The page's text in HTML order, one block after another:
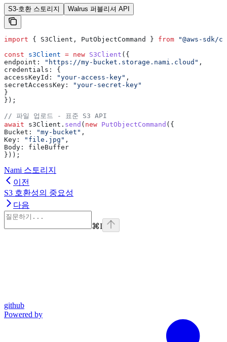
S3-호환 스토리지 Walrus 퍼블리셔 API
import { S3Client , PutObjectCommand } from "@aws-sdk/
const s3Client = new S3Client ({
endpoint:
"https://my-bucket.storage.nami.cloud" ,
credentials:
{
accessKeyId:
"your-access-key" ,
secretAccessKey:
"your-secret-key"
}
});
// 파일 업로드 - 표준 S3 API
await s3Client . send ( new PutObjectCommand ({
Bucket:
"my-bucket" ,
Key:
"file.jpg" ,
Body:
fileBuffer
}));
Nami 스토리지
이전
S3 호환성의 중요성
다음
⌘I
github
Powered by